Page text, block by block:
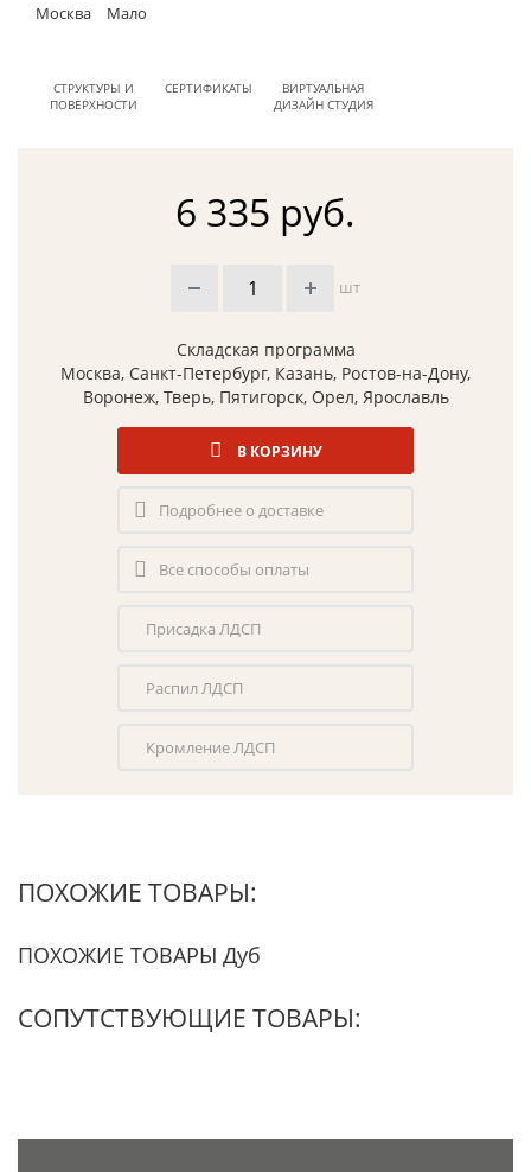
Москва Мало
СТРУКТУРЫ И
ПОВЕРХНОСТИ
СЕРТИФИКАТЫ
ВИРТУАЛЬНАЯ
ДИЗАЙН СТУДИЯ
6 335 руб.
шт
Складская программа
Москва, Санкт-Петербург, Казань, Ростов-на-Дону,
Воронеж, Тверь, Пятигорск, Орел, Ярославль
В КОРЗИНУ
Подробнее о доставке
Все способы оплаты
Присадка ЛДСП
Распил ЛДСП
Кромление ЛДСП
ПОХОЖИЕ ТОВАРЫ:
ПОХОЖИЕ ТОВАРЫ Дуб
СОПУТСТВУЮЩИЕ ТОВАРЫ: